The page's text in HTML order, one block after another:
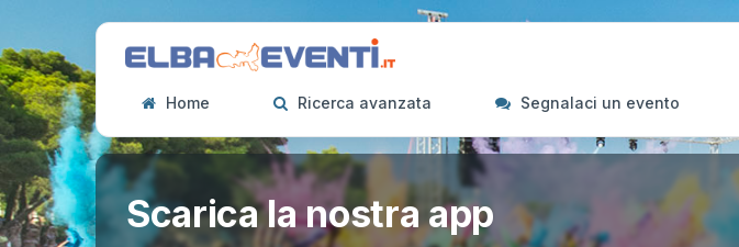
Home Ricerca avanzata Segnalaci un evento
Scarica la nostra app